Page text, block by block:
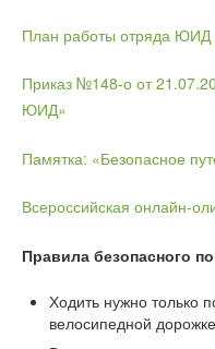
План работы отряда ЮИД
Приказ №148-о от
ЮИД»
Памятка: «Безопасное
Всероссийская онлайн-
Правила безопасного
Ходить нужно только
велосипедной